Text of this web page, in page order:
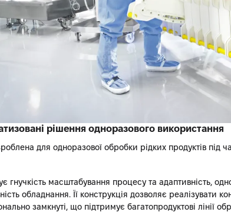
рішення одноразового використання
для одноразової обробки рідких продуктів під
гнучкість масштабування процесу та адаптивність,
обладнання. Її конструкція дозволяє реалізувати
замкнуті, що підтримує багатопродуктові лінії